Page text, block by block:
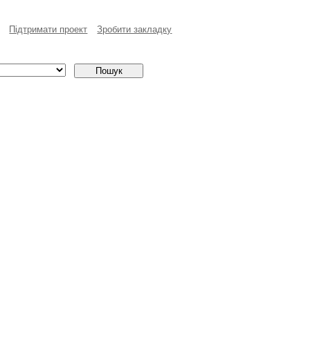
Пiдтримати проект Зробити закладку